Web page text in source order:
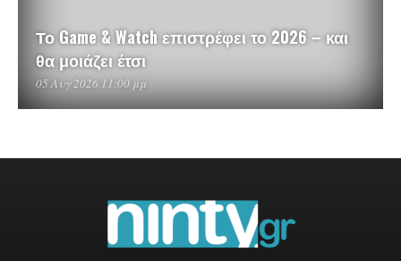
Το Game & Watch επιστρέφει το 2026 – και
θα μοιάζει έτσι
05 Αυγ 2026 11:00 μμ